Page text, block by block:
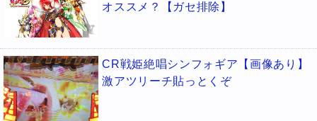
オススメ？【ガセ排除】
CR戦姫絶唱シンフォギア【画像あり】
激アツリーチ貼っとくぞ